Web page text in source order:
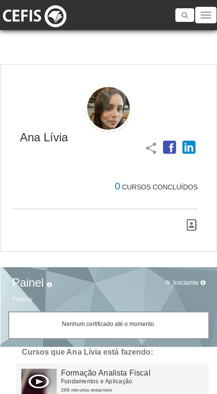
Toggle
Ana Lívia
share
0 CURSOS CONCLUÍDOS
Painel
Público
star_border Iniciante
Nenhum certificado até o momento.
Cursos que Ana Lívia está fazendo:
Formação Analista Fiscal
Fundamentos e Aplicação
266 minutos restantes